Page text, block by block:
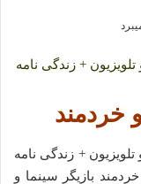
تلویزیون + زندگی نامه
خردمند
+ زندگی نامه
بازیگر سینما و